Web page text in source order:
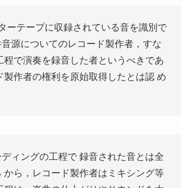
ーテープに収録されている音を識別で
源についてのレコード製作者，すな
で演奏を録音した者というべきであ
作者の権利を原始取得したとは認 め
ィングの工程で 録音された音とは全
ら，レコード製作者はミキシング等